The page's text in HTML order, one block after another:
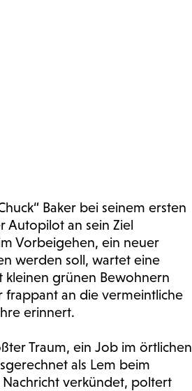
Baker bei seinem ersten
Autopilot an sein Ziel
Vorbeigehen, ein neuer
werden soll, wartet eine
kleinen grünen Bewohnern
frappant an die vermeintliche
erinnert.
Traum, ein Job im örtlichen
als Lem beim
verkündet, poltert